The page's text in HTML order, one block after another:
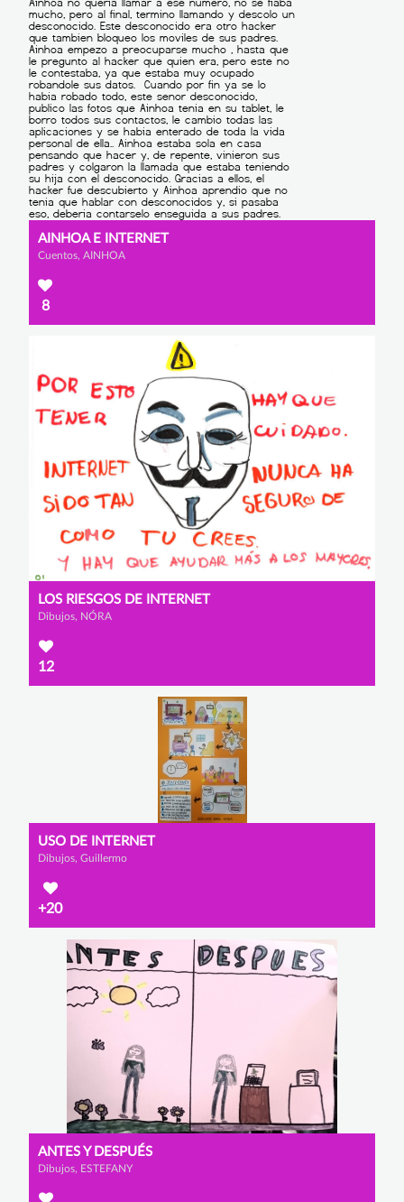
AINHOA E INTERNET
Cuentos, AINHOA
8
LOS RIESGOS DE INTERNET
Dibujos, NÓRA
12
USO DE INTERNET
Dibujos, Guillermo
+20
ANTES Y DESPUÉS
Dibujos, ESTEFANY